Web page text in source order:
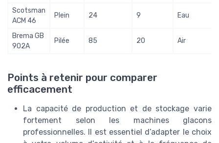
Scotsman
ACM 46
Plein 24 9 Eau
Brema GB
902A
Pilée 85 20 Air
Points à retenir pour comparer
efficacement
La capacité de production et de stockage varie
fortement selon les machines glacons
professionnelles. Il est essentiel d’adapter le choix